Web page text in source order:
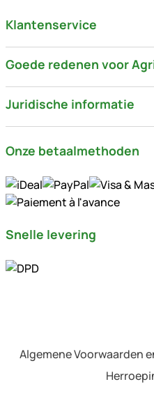
Klantenservice
Goede redenen voor
Juridische informatie
Onze betaalmethoden
Snelle levering
Algemene Voorwaarden